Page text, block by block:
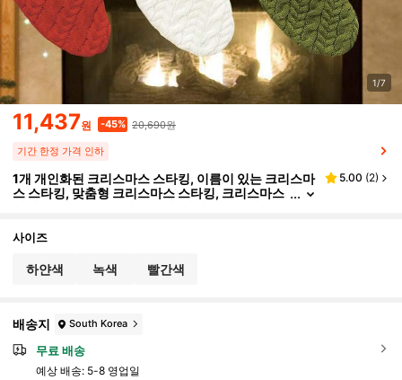
1/7
11,437원 -45% 20,690원
기간 한정 가격 인하
1개 개인화된 크리스마스 스타킹, 이름이 있는 크리스마
스 스타킹, 맞춤형 크리스마스 스타킹, 크리스마스
여자친구, 아내, 남편, 개, 고양이, 가장 친한 친구, 그, 그
버지, 자매, 형제, 축제 달력을 위한 개인화된 크리스마
스 선물
5.00 (2)
사이즈
하얀색 녹색 빨간색
배송지 South Korea
무료 배송
예상 배송: 5-8 영업일